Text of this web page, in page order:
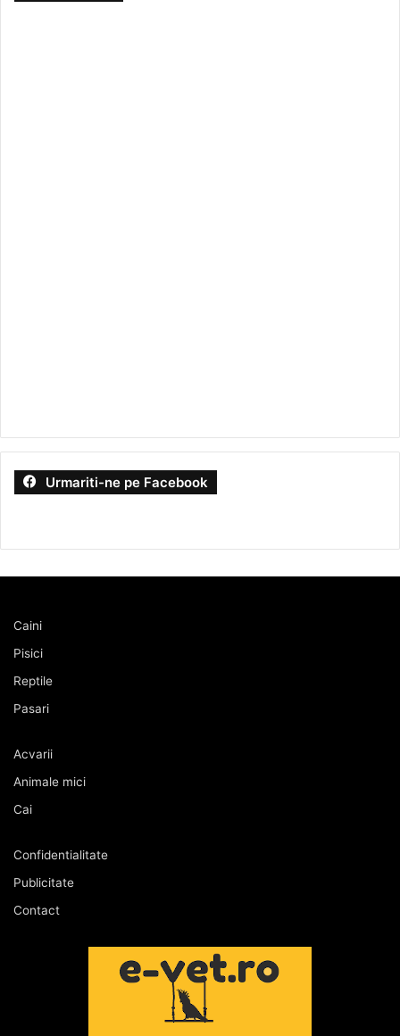
Urmariti-ne pe Facebook
Caini
Pisici
Reptile
Pasari
Acvarii
Animale mici
Cai
Confidentialitate
Publicitate
Contact